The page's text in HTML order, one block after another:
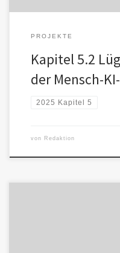
PROJEKTE
Kapitel 5.2
der Mensch-
2025 Kapitel 5
von Redaktion